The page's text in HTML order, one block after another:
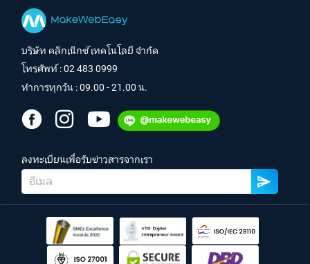
บริษัท คลิกเน็กซ์ เทคโนโลยี จำกัด
โทรศัพท์ :02 483 0999
ทำการทุกวัน : 09.00 - 21.00 น.
ลงทะเบียนเพื่อรับข่าวสารจากเรา